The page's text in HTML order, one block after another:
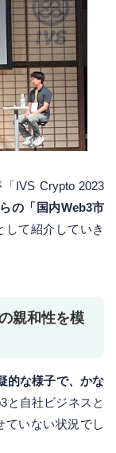
IVS Crypto 2023
の「国内Web3市
して紹介していき
親和性を模
的な様子で、かな
と自社ビジネスと
ていない状況でし